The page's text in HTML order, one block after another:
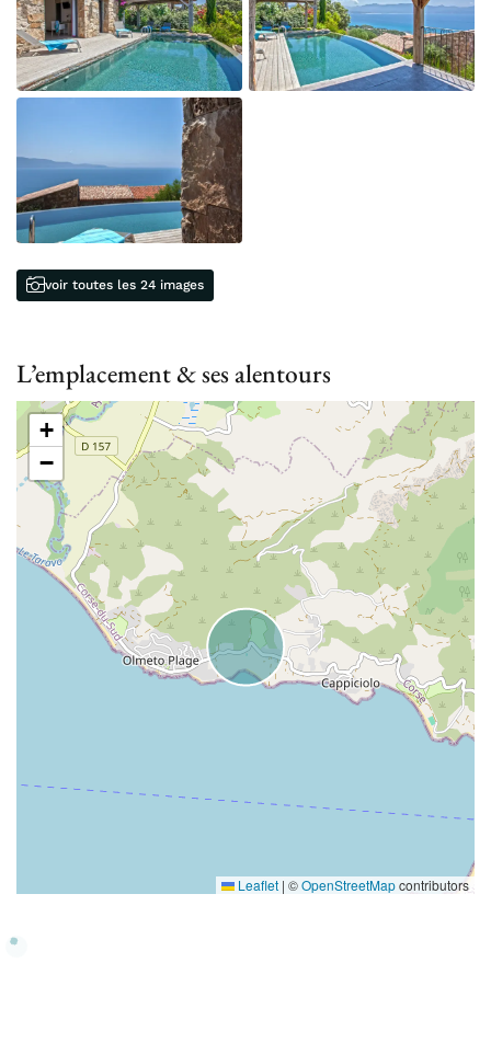
voir toutes les 24 images
L’emplacement & ses alentours
+
−
Leaflet | ©OpenStreetMapcontributors